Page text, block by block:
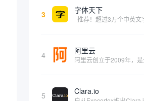
3 字体天下
4 阿里云
5 Clara.io